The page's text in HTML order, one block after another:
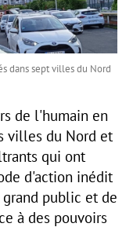
dans sept villes du Nord
de l'humain en
villes du Nord et
qui ont
d'action inédit
public et de
à des pouvoirs